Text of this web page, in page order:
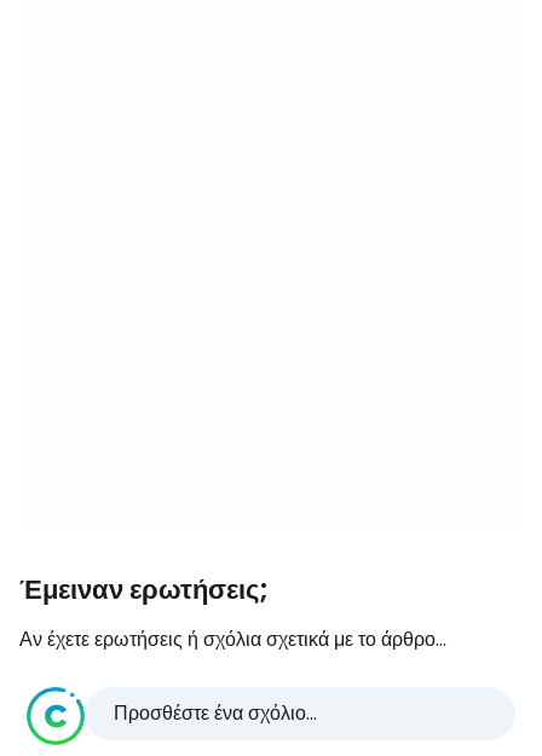
Έμειναν ερωτήσεις;
Αν έχετε ερωτήσεις ή σχόλια σχετικά με το άρθρο...
Προσθέστε ένα σχόλιο...